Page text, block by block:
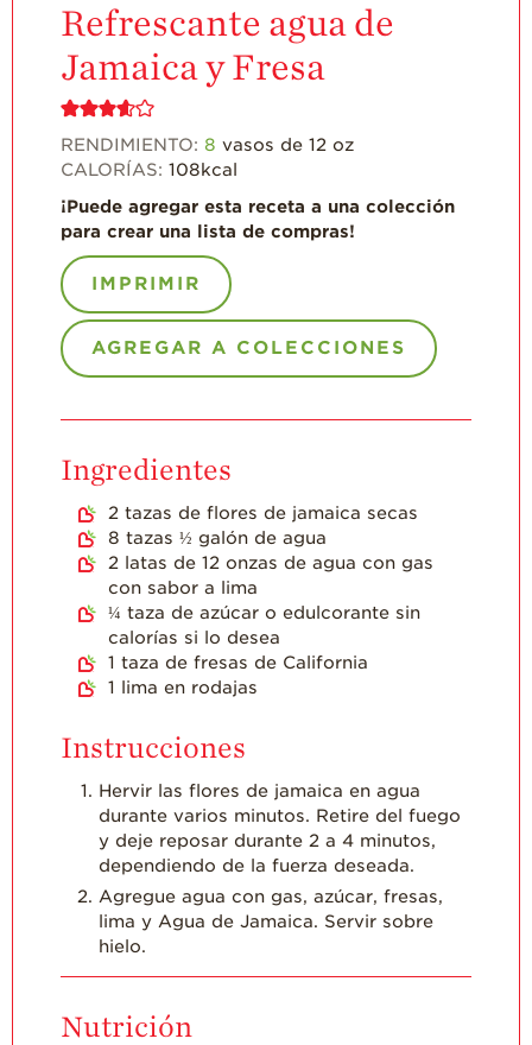
Videos de Recetas
Historias de
Fresas y COVID-19
Blog
Refrescante agua de
Jamaica y Fresa
RENDIMIENTO: 8 vasos de 12 oz
CALORÍAS: 108kcal
¡Puede agregar esta receta a una colección
para crear una lista de compras!
IMPRIMIR
AGREGAR A COLECCIONES
Ingredientes
2 tazas de flores de jamaica secas
8 tazas ½ galón de agua
2 latas de 12 onzas de agua con gas
con sabor a lima
¼ taza de azúcar o edulcorante sin
calorías si lo desea
1 taza de fresas de California
1 lima en rodajas
Instrucciones
Hervir las flores de jamaica en agua
durante varios minutos. Retire del fuego
y deje reposar durante 2 a 4 minutos,
dependiendo de la fuerza deseada.
Agregue agua con gas, azúcar, fresas,
lima y Agua de Jamaica. Servir sobre
hielo.
Nutrición